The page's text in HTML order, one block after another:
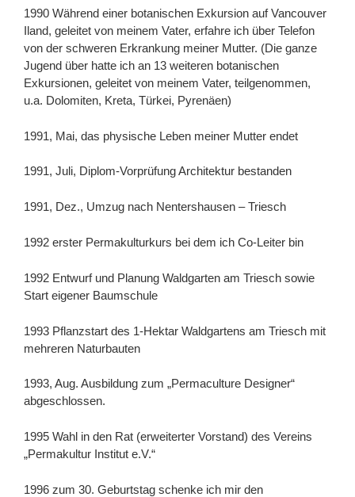
1990 Während einer botanischen Exkursion auf Vancouver
Iland, geleitet von meinem Vater, erfahre ich über Telefon
von der schweren Erkrankung meiner Mutter. (Die ganze
Jugend über hatte ich an 13 weiteren botanischen
Exkursionen, geleitet von meinem Vater, teilgenommen,
u.a. Dolomiten, Kreta, Türkei, Pyrenäen)
1991, Mai, das physische Leben meiner Mutter endet
1991, Juli, Diplom-Vorprüfung Architektur bestanden
1991, Dez., Umzug nach Nentershausen – Triesch
1992 erster Permakulturkurs bei dem ich Co-Leiter bin
1992 Entwurf und Planung Waldgarten am Triesch sowie
Start eigener Baumschule
1993 Pflanzstart des 1-Hektar Waldgartens am Triesch mit
mehreren Naturbauten
1993, Aug. Ausbildung zum „Permaculture Designer“
abgeschlossen.
1995 Wahl in den Rat (erweiterter Vorstand) des Vereins
„Permakultur Institut e.V.“
1996 zum 30. Geburtstag schenke ich mir den